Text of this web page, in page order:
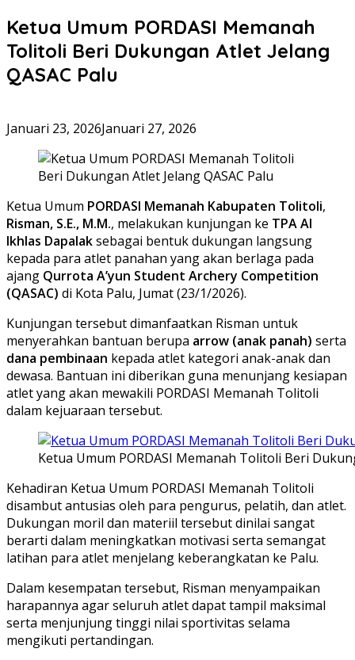
Ketua Umum PORDASI Memanah
Tolitoli Beri Dukungan Atlet Jelang
QASAC Palu
Januari 23, 2026Januari 27, 2026
Ketua Umum PORDASI Memanah Kabupaten Tolitoli,
Risman, S.E., M.M., melakukan kunjungan ke TPA Al
Ikhlas Dapalaksebagai bentuk dukungan langsung
kepada para atlet panahan yang akan berlaga pada
ajang Qurrota A’yun Student Archery Competition
(QASAC) di Kota Palu, Jumat (23/1/2026).
Kunjungan tersebut dimanfaatkan Risman untuk
menyerahkan bantuan berupa arrow (anak panah) serta
dana pembinaan kepada atlet kategori anak-anak dan
dewasa. Bantuan ini diberikan guna menunjang kesiapan
atlet yang akan mewakili PORDASI Memanah Tolitoli
dalam kejuaraan tersebut.
Ketua Umum PORDASI Memanah Tolitoli Beri
Kehadiran Ketua Umum PORDASI Memanah Tolitoli
disambut antusias oleh para pengurus, pelatih, dan atlet.
Dukungan moril dan materiil tersebut dinilai sangat
berarti dalam meningkatkan motivasi serta semangat
latihan para atlet menjelang keberangkatan ke Palu.
Dalam kesempatan tersebut, Risman menyampaikan
harapannya agar seluruh atlet dapat tampil maksimal
serta menjunjung tinggi nilai sportivitas selama
mengikuti pertandingan.